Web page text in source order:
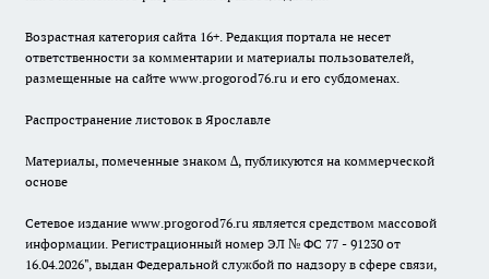
Возрастная категория сайта 16+. Редакция портала не несет
ответственности за комментарии и материалы пользователей,
размещенные на сайте www.progorod76.ru и его субдоменах.
Распространение листовок в Ярославле
Материалы, помеченные знаком ∆, публикуются на коммерческой
основе
Сетевое издание www.progorod76.ru является средством массовой
информации. Регистрационный номер ЭЛ № ФС 77 - 91230 от
16.04.2026", выдан Федеральной службой по надзору в сфере связи,